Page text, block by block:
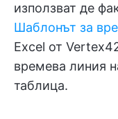
използват де
Шаблонът за
Excel от
времева линия
таблица.